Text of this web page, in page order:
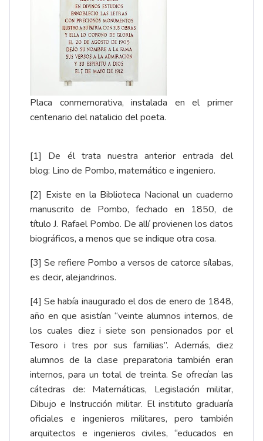
Placa conmemorativa, instalada en el primer
centenario del natalicio del poeta.
[1] De él trata nuestra anterior entrada del
blog: Lino de Pombo, matemático e ingeniero.
[2] Existe en la Biblioteca Nacional un cuaderno
manuscrito de Pombo, fechado en 1850, de
títuloJ. Rafael Pombo. De allí provienen los datos
biográficos, a menos que se indique otra cosa.
[3] Se refiere Pombo a versos de catorce sílabas,
es decir, alejandrinos.
[4] Se había inaugurado el dos de enero de 1848,
año en que asistían “veinte alumnos internos, de
los cuales diez i siete son pensionados por el
Tesoro i tres por sus familias”. Además, diez
alumnos de la clase preparatoria también eran
internos, para un total de treinta. Se ofrecían las
cátedras de: Matemáticas, Legislación militar,
Dibujo e Instrucción militar. El instituto graduaría
oficiales e ingenieros militares, pero también
arquitectos e ingenieros civiles, “educados en